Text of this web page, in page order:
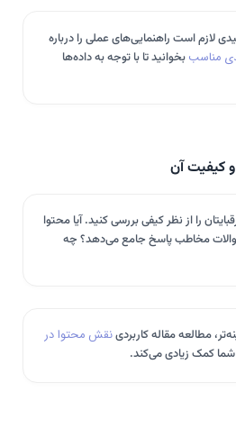
لازم است راهنمایی‌های عملی را درباره
مناسب بخوانید تا با توجه به داده‌ها
را از نظر کیفی بررسی کنید. آیا محتوا
مخاطب پاسخ جامع می‌دهد؟ چه
مطالعه مقاله کاربردینقش محتوا در
کمک زیادی می‌کند.